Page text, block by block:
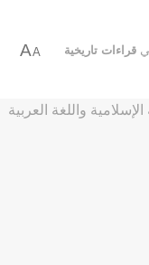
قراءات تاريخية A
A